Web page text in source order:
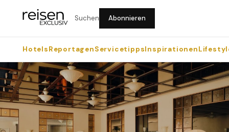
Suchen Abonnieren
HotelsReportagenServicetippsInspirationen